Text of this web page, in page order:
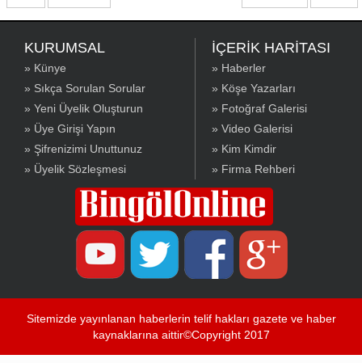
KURUMSAL
» Künye
» Sıkça Sorulan Sorular
» Yeni Üyelik Oluşturun
» Üye Girişi Yapın
» Şifrenizimi Unuttunuz
» Üyelik Sözleşmesi
İÇERİK HARİTASI
» Haberler
» Köşe Yazarları
» Fotoğraf Galerisi
» Video Galerisi
» Kim Kimdir
» Firma Rehberi
Sitemizde yayınlanan haberlerin telif hakları gazete ve haber
kaynaklarına aittir©Copyright 2017